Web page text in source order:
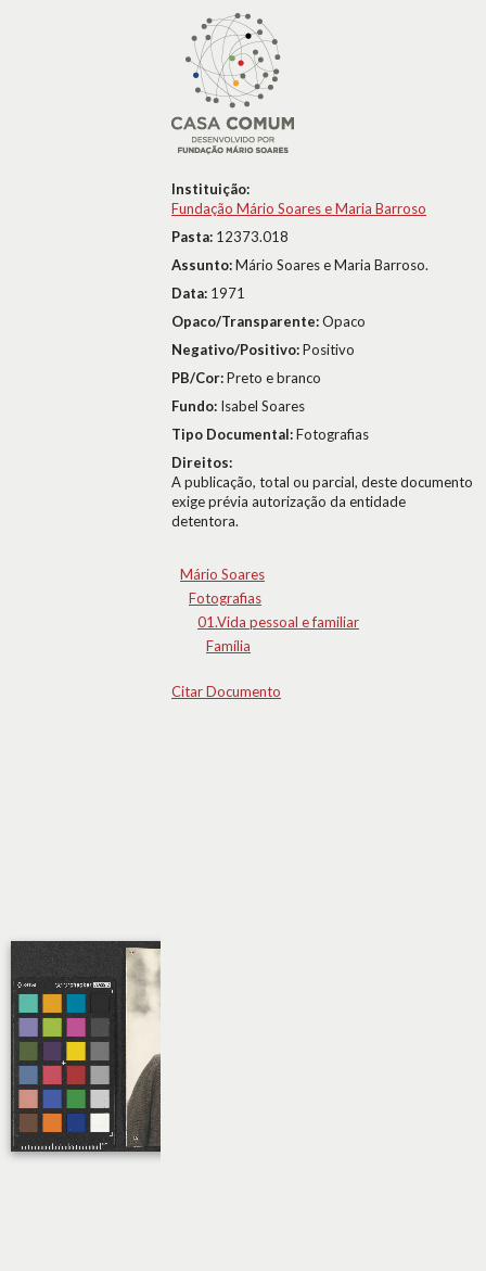
Instituição:
Fundação Mário Soares e Maria Barroso
Pasta: 12373.018
Assunto:Mário Soares e Maria Barroso.
Data: 1971
Opaco/Transparente:Opaco
Negativo/Positivo:Positivo
PB/Cor:Preto e branco
Fundo: Isabel Soares
Tipo Documental:Fotografias
Direitos:
A publicação, total ou parcial, deste documento
exige prévia autorização da entidade
detentora.
Mário Soares
Fotografias
01.Vida pessoal e familiar
Família
Citar Documento